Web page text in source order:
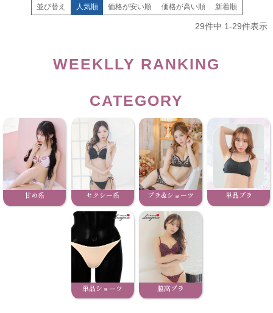
並び替え 人気順 価格が安い順 価格が高い順 新着順
29件中 1-29件表示
WEEKLLY RANKING
CATEGORY
甘め系 セクシー系 ブラ&ショーツ 単品ブラ
単品ショーツ 脇高ブラ